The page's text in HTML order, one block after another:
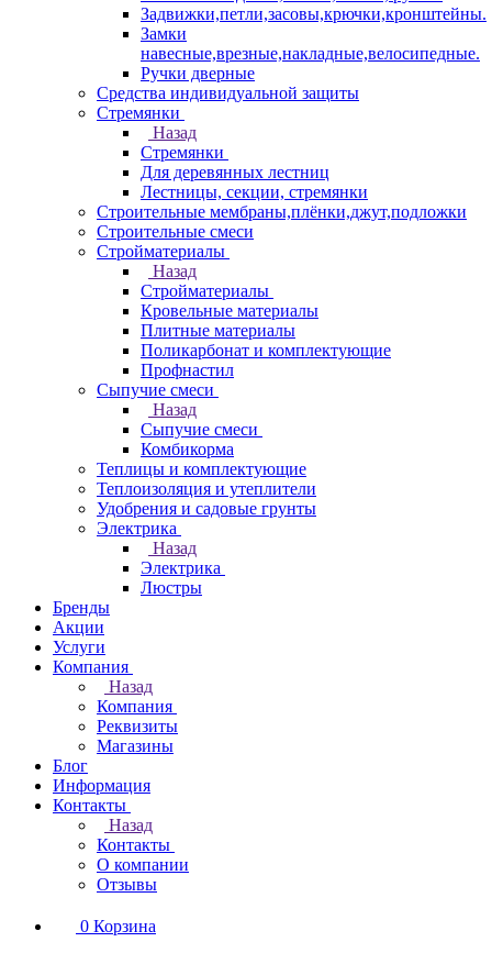
Задвижки,петли,засовы,крючки,кронштейны.
Замки
навесные,врезные,накладные,велосипедные.
Ручки дверные
Средства индивидуальной защиты
Стремянки
Назад
Стремянки
Для деревянных лестниц
Лестницы, секции, стремянки
Строительные мембраны,плёнки,джут,подложки
Строительные смеси
Стройматериалы
Назад
Стройматериалы
Кровельные материалы
Плитные материалы
Поликарбонат и комплектующие
Профнастил
Сыпучие смеси
Назад
Сыпучие смеси
Комбикорма
Теплицы и комплектующие
Теплоизоляция и утеплители
Удобрения и садовые грунты
Электрика
Назад
Электрика
Люстры
Бренды
Акции
Услуги
Компания
Назад
Компания
Реквизиты
Магазины
Блог
Информация
Контакты
Назад
Контакты
О компании
Отзывы
0 Корзина